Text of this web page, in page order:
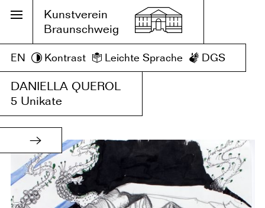
Kunstverein
Braunschweig
EN Kontrast Leichte Sprache DGS
DANIELLA QUEROL
5 Unikate